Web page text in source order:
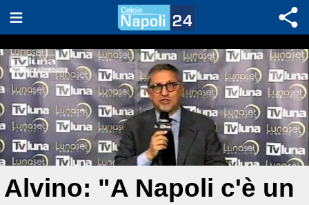
Alvino: "A Napoli c'è un